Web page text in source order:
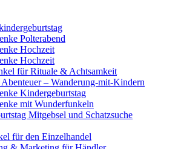
Polterabend
Hochzeit
Hochzeit
für Rituale & Achtsamkeit
– Wanderung-mit-Kindern
Kindergeburtstag
mit Wunderfunkeln
Mitgebsel und Schatzsuche
für den Einzelhandel